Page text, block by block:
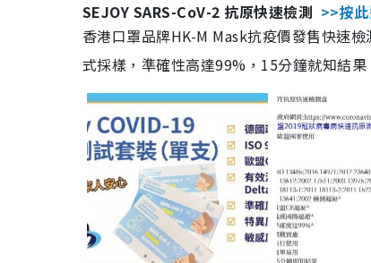
SEJOY SARS-CoV-2 抗原快速檢測 >>按
香港口罩品牌HK-M Mask抗疫價發售快速
式採樣，準確性高達99%，15分鐘就知結